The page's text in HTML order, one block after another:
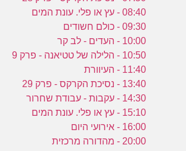
08:40 - עץ או פלי. עונת המים
09:30 - כולם חשודים
10:00 - העדים - לב קר
10:50 - הלילה של טטיאנה - פרק 9
11:40 - העיוורת
13:40 - נסיכת הקרקס - פרק 29
14:30 - עקבות - עבודת שחרור
15:10 - עץ או פלי. עונת המים
16:00 - אירועי היום
20:00 - מהדורה מרכזית